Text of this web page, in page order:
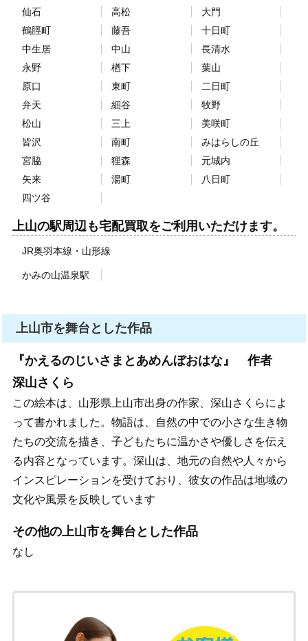
仙石
高松
大門
鶴脛町
藤吾
十日町
中生居
中山
長清水
永野
楢下
葉山
原口
東町
二日町
弁天
細谷
牧野
松山
三上
美咲町
皆沢
南町
みはらしの丘
宮脇
狸森
元城内
矢来
湯町
八日町
四ツ谷
上山の駅周辺も宅配買取をご利用いただけます。
JR奥羽本線 山形線
かみの山温泉駅
上山市を舞台とした作品
『かえるのじいさまとあめんぼおはな』 作者
深山さくら
この絵本は、山形県上山市出身の作家、深山さくらによ
って書かれました。物語は、自然の中での小さな生き物
たちの交流を描き、子どもたちに温かさや優しさを伝え
る内容となっています。深山は、地元の自然や人々から
インスピレーションを受けており、彼女の作品は地域の
文化や風景を反映しています
その他の上山市を舞台とした作品
なし